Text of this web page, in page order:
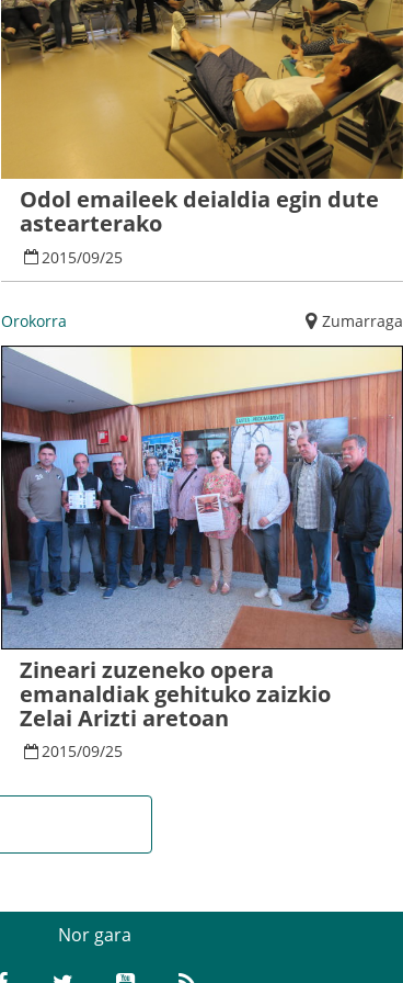
Odol emaileek deialdia egin dute
astearterako
2015/09/25
Orokorra Zumarraga
Zineari zuzeneko opera
emanaldiak gehituko zaizkio
Zelai Arizti aretoan
2015/09/25
Nor gara